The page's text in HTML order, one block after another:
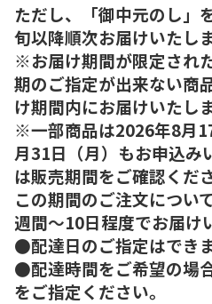
ただし、「御中元のし」
旬以降順次お届けいたしま
※お届け期間が限定され
期のご指定が出来ない商
け期間内にお届けいたしま
※一部商品は2026年8月
月31日（月）もお申込み
は販売期間をご確認くだ
この期間のご注文につい
週間～10日程度でお届け
●配達日のご指定はできま
●配達時間をご希望の場
をご指定ください。